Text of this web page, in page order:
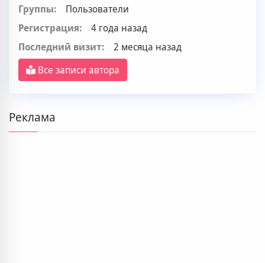
Группы:
Пользователи
Регистрация:
4 года назад
Последний визит:
2 месяца назад
Все записи автора
Реклама